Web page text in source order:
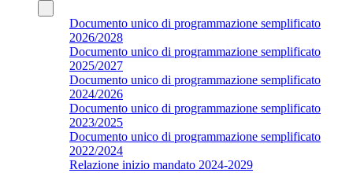
Documento unico di programmazione semplificato
2026/2028
Documento unico di programmazione semplificato
2025/2027
Documento unico di programmazione semplificato
2024/2026
Documento unico di programmazione semplificato
2023/2025
Documento unico di programmazione semplificato
2022/2024
Relazione inizio mandato 2024-2029